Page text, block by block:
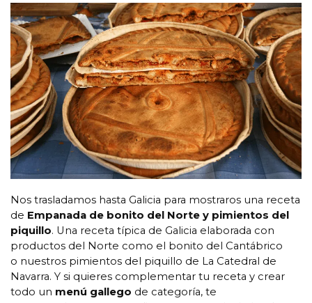
Nos trasladamos hasta Galicia para mostraros una receta
de Empanada de bonito del Norte y pimientos del
piquillo. Una receta típica de Galicia elaborada con
productos del Norte como el bonito del Cantábrico
o nuestros pimientos del piquillo de La Catedral de
Navarra. Y si quieres complementar tu receta y crear
todo un menú gallego de categoría, te